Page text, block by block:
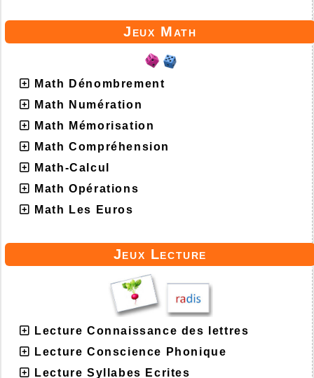
Jeux Math
Math Dénombrement
Math Numération
Math Mémorisation
Math Compréhension
Math-Calcul
Math Opérations
Math Les Euros
Jeux Lecture
Lecture Connaissance des lettres
Lecture Conscience Phonique
Lecture Syllabes Ecrites